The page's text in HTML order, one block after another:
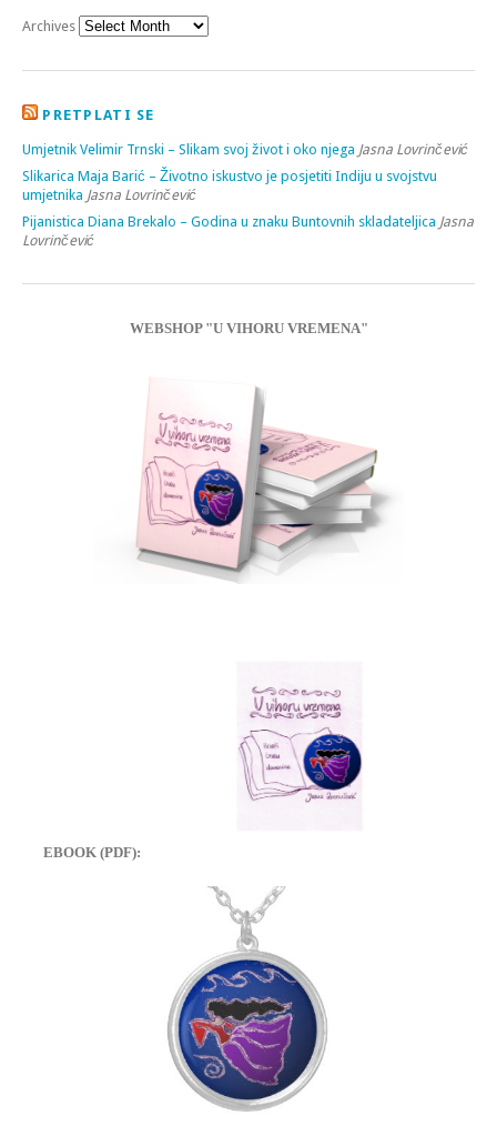
Archives
PRETPLATI SE
Umjetnik Velimir Trnski – Slikam svoj život i oko njega Jasna Lovrinčević
Slikarica Maja Barić – Životno iskustvo je posjetiti Indiju u svojstvu
umjetnika Jasna Lovrinčević
Pijanistica Diana Brekalo – Godina u znaku Buntovnih skladateljica Jasna
Lovrinčević
WEBSHOP "U VIHORU VREMENA"
EBOOK (PDF):